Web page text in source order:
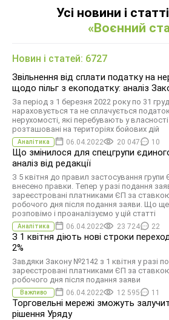
Усі новини і
«Воєнний
Новин і статей: 6727
Звільнення від сплати податку на
щодо пільг з екоподатку: аналіз
За період з 1 березня 2022 року по 31
нараховується та не сплачується
нерухомості, які перебувають у
розташовані на територіях бойових дій
Аналітика 06.04.2022 20 047 10
Що змінилося для спецгрупи
аналіз від редакції
З 5 квітня до правил застосування
внесено правки. Тепер у разі подання
зареєстровані платниками ЄП за
робочого дня після подання заяви. Що
розповімо і проаналізуємо у цій статті
Аналітика 06.04.2022 23 724 22
З 1 квітня діють нові строки
2%
Завдяки Закону №2142 з 1 квітня у разі
зареєстровані платниками ЄП за
робочого дня після подання заяви
Важливо 06.04.2022 12 595 11
Торговельні мережі зможуть
рішення Уряду